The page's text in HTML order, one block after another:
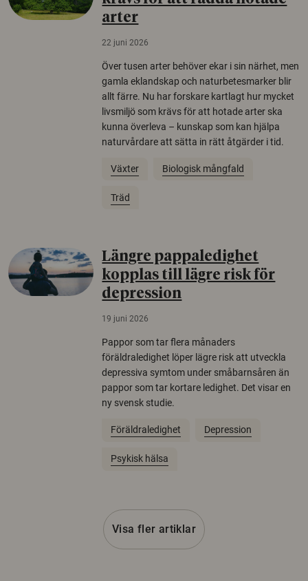
arter
22 juni 2026
Över tusen arter behöver ekar i sin närhet, men
gamla eklandskap och naturbetesmarker blir
allt färre. Nu har forskare kartlagt hur mycket
livsmiljö som krävs för att hotade arter ska
kunna överleva – kunskap som kan hjälpa
naturvårdare att sätta in rätt åtgärder i tid.
Växter Biologisk mångfald
Träd
Längre pappaledighet
kopplas till lägre risk för
depression
19 juni 2026
Pappor som tar flera månaders
föräldraledighet löper lägre risk att utveckla
depressiva symtom under småbarnsåren än
pappor som tar kortare ledighet. Det visar en
ny svensk studie.
Föräldraledighet Depression
Psykisk hälsa
Visa fler artiklar